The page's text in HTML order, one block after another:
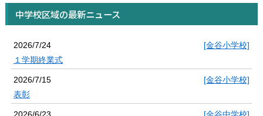
中学校区域の最新ニュース
2026/7/24
[金谷小学校]
１学期終業式
2026/7/15
[金谷小学校]
表彰